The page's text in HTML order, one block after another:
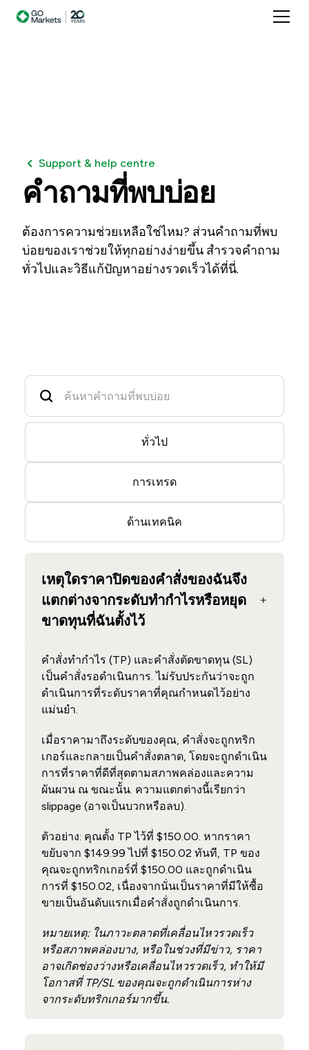
Support & help centre
คำถามที่พบบ่อย
ต้องการความช่วยเหลือใช่ไหม? ส่วนคำถามที่พบ
บ่อยของเราช่วยให้ทุกอย่างง่ายขึ้น สำรวจคำถาม
ทั่วไปและวิธีแก้ปัญหาอย่างรวดเร็วได้ที่นี่.
ทั่วไป
การเทรด
ด้านเทคนิค
เหตุใดราคาปิดของคำสั่งของฉันจึง
แตกต่างจากระดับทำกำไรหรือหยุด
ขาดทุนที่ฉันตั้งไว้
คำสั่งทำกำไร (TP) และคำสั่งตัดขาดทุน (SL)
เป็นคำสั่งรอดำเนินการ. ไม่รับประกันว่าจะถูก
ดำเนินการที่ระดับราคาที่คุณกำหนดไว้อย่าง
แม่นยำ.
เมื่อราคามาถึงระดับของคุณ, คำสั่งจะถูกทริก
เกอร์และกลายเป็นคำสั่งตลาด, โดยจะถูกดำเนิน
การที่ราคาที่ดีที่สุดตามสภาพคล่องและความ
ผันผวน ณ ขณะนั้น. ความแตกต่างนี้เรียกว่า
slippage (อาจเป็นบวกหรือลบ).
ตัวอย่าง: คุณตั้ง TP ไว้ที่ $150.00. หากราคา
ขยับจาก $149.99 ไปที่ $150.02 ทันที, TP ของ
คุณจะถูกทริกเกอร์ที่ $150.00 และถูกดำเนิน
การที่ $150.02, เนื่องจากนั่นเป็นราคาที่มีให้ซื้อ
ขายเป็นอันดับแรกเมื่อคำสั่งถูกดำเนินการ.
หมายเหตุ: ในภาวะตลาดที่เคลื่อนไหวรวดเร็ว
หรือสภาพคล่องบาง, หรือในช่วงที่มีข่าว, ราคา
อาจเกิดช่องว่างหรือเคลื่อนไหวรวดเร็ว, ทำให้มี
โอกาสที่ TP/SL ของคุณจะถูกดำเนินการห่าง
จากระดับทริกเกอร์มากขึ้น.